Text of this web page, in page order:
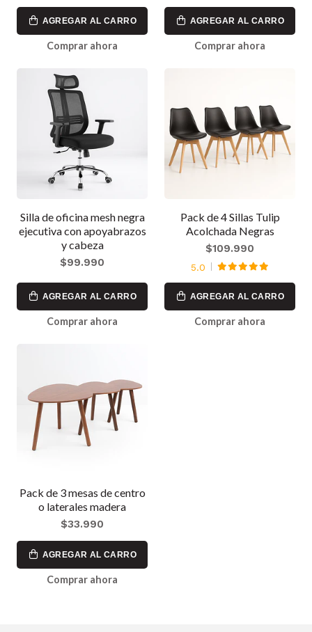
AGREGAR AL CARRO
Comprar ahora
AGREGAR AL CARRO
Comprar ahora
Silla de oficina mesh negra
ejecutiva con apoyabrazos
y cabeza
$99.990
AGREGAR AL CARRO
Comprar ahora
Pack de 4 Sillas Tulip
Acolchada Negras
$109.990
5.0
AGREGAR AL CARRO
Comprar ahora
Pack de 3 mesas de centro
o laterales madera
$33.990
AGREGAR AL CARRO
Comprar ahora